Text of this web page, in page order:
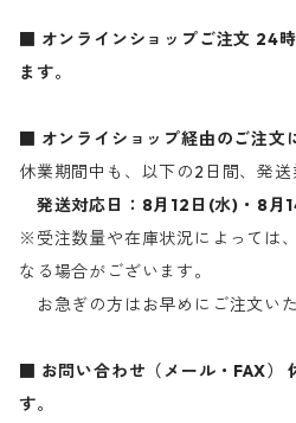
■ オンラインショップご注文 24
ます。
■ オンライショップ経由のご注文
休業期間中も、以下の2日間、発送
発送対応日：8月12日(水)・8月
※受注数量や在庫状況によっては
なる場合がございます。
お急ぎの方はお早めにご注文い
■ お問い合わせ（メール・FAX）
す。